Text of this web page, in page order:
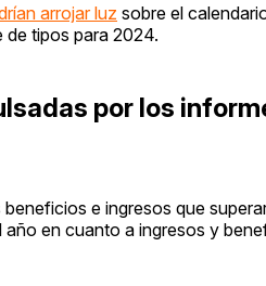
arrojar luz sobre el
de tipos para 2024.
por los
e ingresos que
en cuanto a ingresos y